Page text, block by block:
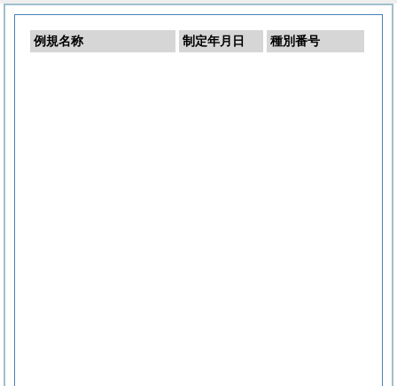
例規名称 制定年月日 種別番号